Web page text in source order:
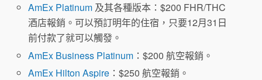
AmEx Platinum 及其各種版本：$200 FHR/THC
酒店報銷。可以預訂明年的住宿，只要12月31日
前付款了就可以觸發。
AmEx Business Platinum ：$200 航空報銷。
AmEx Hilton Aspire ：$250 航空報銷。